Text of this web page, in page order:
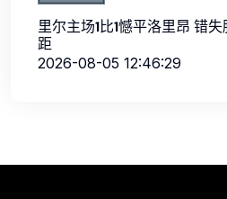
里尔主场1比1憾平洛里昂 错
距
2026-08-05 12:46:29